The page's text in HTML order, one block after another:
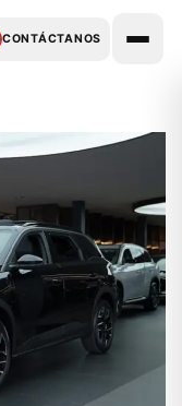
CONTÁCTANOS